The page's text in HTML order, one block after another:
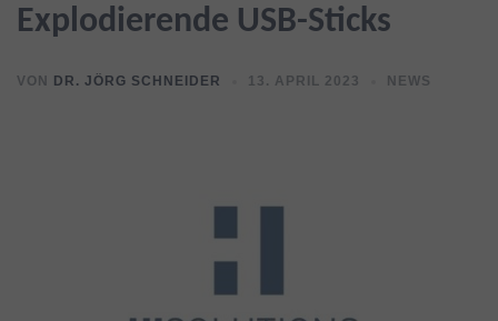
Explodierende USB-Sticks
VON DR. JÖRG SCHNEIDER 13. APRIL 2023 NEWS